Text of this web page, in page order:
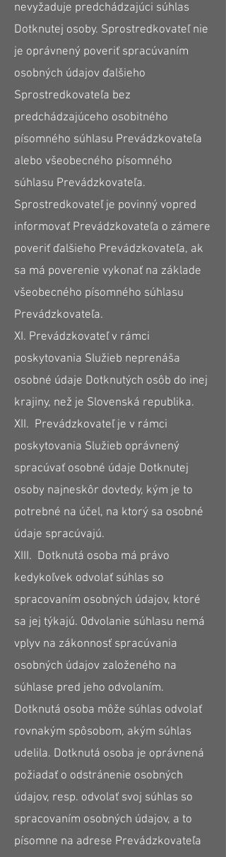
nevyžaduje predchádzajúci súhlas
Dotknutej osoby. Sprostredkovateľ nie
je oprávnený poveriť spracúvaním
osobných údajov ďalšieho
Sprostredkovateľa bez
predchádzajúceho osobitného
písomného súhlasu Prevádzkovateľa
alebo všeobecného písomného
súhlasu Prevádzkovateľa.
Sprostredkovateľ je povinný vopred
informovať Prevádzkovateľa o zámere
poveriť ďalšieho Prevádzkovateľa, ak
sa má poverenie vykonať na základe
všeobecného písomného súhlasu
Prevádzkovateľa.
XI. Prevádzkovateľ v rámci
poskytovania Služieb neprenáša
osobné údaje Dotknutých osôb do inej
krajiny, než je Slovenská republika.
XII. Prevádzkovateľ je v rámci
poskytovania Služieb oprávnený
spracúvať osobné údaje Dotknutej
osoby najneskôr dovtedy, kým je to
potrebné na účel, na ktorý sa osobné
údaje spracúvajú.
XIII. Dotknutá osoba má právo
kedykoľvek odvolať súhlas so
spracovaním osobných údajov, ktoré
sa jej týkajú. Odvolanie súhlasu nemá
vplyv na zákonnosť spracúvania
osobných údajov založeného na
súhlase pred jeho odvolaním.
Dotknutá osoba môže súhlas odvolať
rovnakým spôsobom, akým súhlas
udelila. Dotknutá osoba je oprávnená
požiadať o odstránenie osobných
údajov, resp. odvolať svoj súhlas so
spracovaním osobných údajov, a to
písomne na adrese Prevádzkovateľa